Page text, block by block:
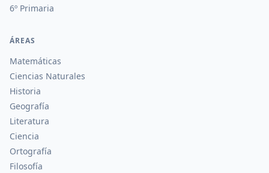
6º Primaria
ÁREAS
Matemáticas
Ciencias Naturales
Historia
Geografía
Literatura
Ciencia
Ortografía
Filosofía